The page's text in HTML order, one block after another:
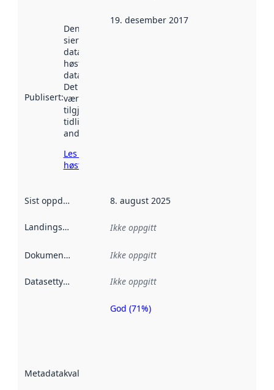
Publisert:
Denne datoen
sier når
datasettet ble
høstet av
data.norge.no.
Det kan ha
vært
tilgjengelig
tidligere
andre steder.
Les mer om
høsting her
19. desember 2017
Sist oppdatert 8. august 2025
Landingsside Ikke oppgitt
Dokumentasjon Ikke oppgitt
Datasettype Ikke oppgitt
Metadatakvalitet
Metadatakvalitet
God (71%)